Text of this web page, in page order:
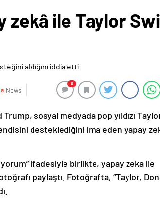
ile Taylor
News
0
sosyal medyada pop yıldızı
desteklediğini ima eden yapay
ifadesiyle birlikte, yapay zeka ile
paylaştı. Fotoğrafta, “Taylor,